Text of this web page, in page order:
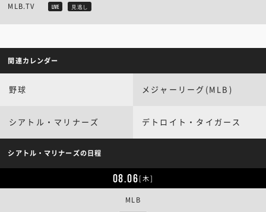
MLB.TV LIVE 見逃し
関連カレンダー
野球 メジャーリーグ(MLB)
シアトル・マリナーズ デトロイト・タイガース
シアトル・マリナーズの日程
08.06[木]
MLB